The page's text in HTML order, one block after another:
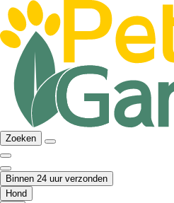
Zoeken
Binnen 24 uur verzonden
Hond